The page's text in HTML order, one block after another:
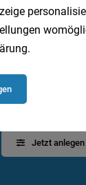
Erhalte alle
Jetzt anlegen
.